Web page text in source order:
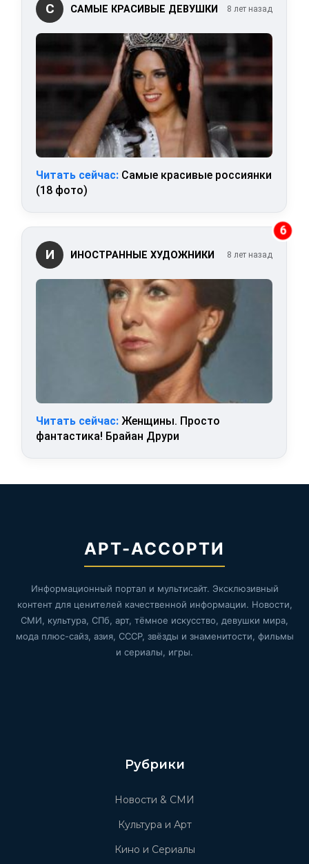
С САМЫЕ КРАСИВЫЕ ДЕВУШКИ 8 лет назад
Читать сейчас: Самые красивые россиянки
(18 фото)
6
И ИНОСТРАННЫЕ ХУДОЖНИКИ 8 лет назад
Читать сейчас: Женщины. Просто
фантастика! Брайан Друри
АРТ-АССОРТИ
Информационный портал и мультисайт. Эксклюзивный
контент для ценителей качественной информации. Новости,
СМИ, культура, СПб, арт, тёмное искусство, девушки мира,
мода плюс-сайз, азия, СССР, звёзды и знаменитости, фильмы
и сериалы, игры.
Рубрики
Новости & СМИ
Культура и Арт
Кино и Сериалы